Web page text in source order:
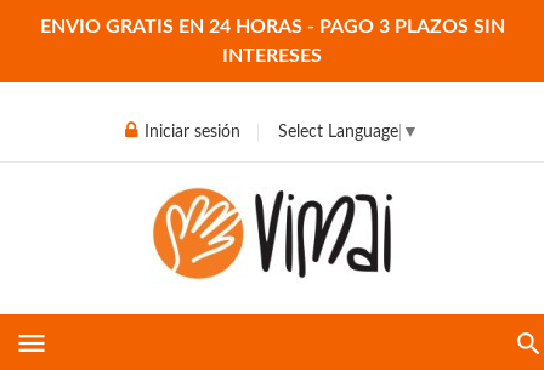
ENVIO GRATIS EN 24 HORAS - PAGO 3 PLAZOS SIN
INTERESES
Iniciar sesión Select Language ▼
menu